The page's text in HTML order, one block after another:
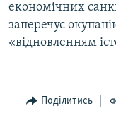
економічних
заперечує
«відновленням
Поділитись